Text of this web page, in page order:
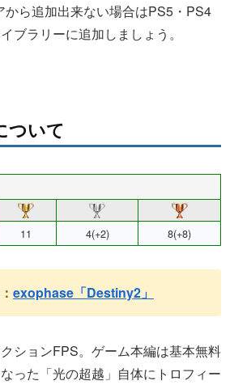
から追加出来ない場合はPS5・PS4
ブラリーに追加しましょう。
ついて
11 4(+2) 8(+8)
exophase「Destiny2」
ションFPS。ゲーム本編は基本無料
った「光の超越」自体にトロフィー